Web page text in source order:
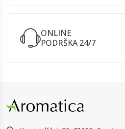
ONLINE
PODRŠKA 24/7